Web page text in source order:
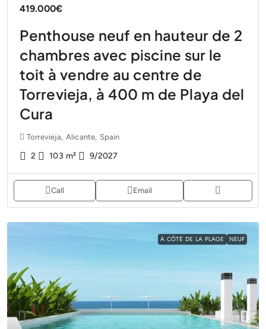
419.000€
Penthouse neuf en hauteur de 2
chambres avec piscine sur le
toit à vendre au centre de
Torrevieja, à 400 m de Playa del
Cura
Torrevieja, Alicante, Spain
2 103 m² 9/2027
Call Email
À CÔTÉ DE LA PLAGE NEUF